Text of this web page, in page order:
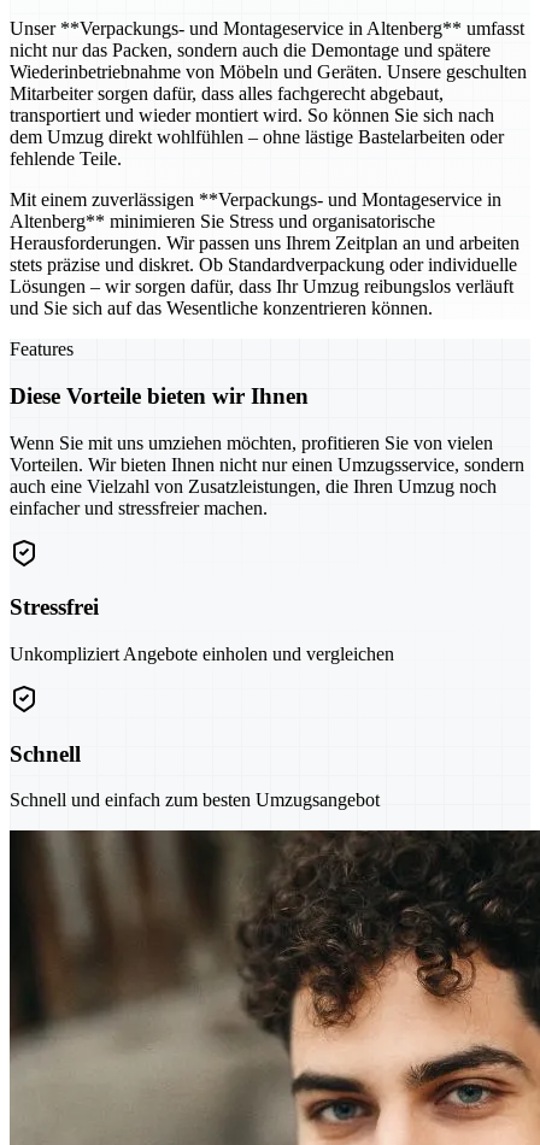
Unser **Verpackungs- und Montageservice in Altenberg** umfasst
nicht nur das Packen, sondern auch die Demontage und spätere
Wiederinbetriebnahme von Möbeln und Geräten. Unsere geschulten
Mitarbeiter sorgen dafür, dass alles fachgerecht abgebaut,
transportiert und wieder montiert wird. So können Sie sich nach
dem Umzug direkt wohlfühlen – ohne lästige Bastelarbeiten oder
fehlende Teile.
Mit einem zuverlässigen **Verpackungs- und Montageservice in
Altenberg** minimieren Sie Stress und organisatorische
Herausforderungen. Wir passen uns Ihrem Zeitplan an und arbeiten
stets präzise und diskret. Ob Standardverpackung oder individuelle
Lösungen – wir sorgen dafür, dass Ihr Umzug reibungslos verläuft
und Sie sich auf das Wesentliche konzentrieren können.
Features
Diese Vorteile bieten wir Ihnen
Wenn Sie mit uns umziehen möchten, profitieren Sie von vielen
Vorteilen. Wir bieten Ihnen nicht nur einen Umzugsservice, sondern
auch eine Vielzahl von Zusatzleistungen, die Ihren Umzug noch
einfacher und stressfreier machen.
Stressfrei
Unkompliziert Angebote einholen und vergleichen
Schnell
Schnell und einfach zum besten Umzugsangebot